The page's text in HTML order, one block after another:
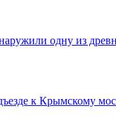
одну из
к Крымскому